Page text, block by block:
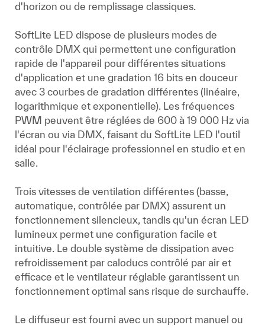
d'horizon ou de remplissage classiques.
SoftLite LED dispose de plusieurs modes de
contrôle DMX qui permettent une configuration
rapide de l'appareil pour différentes situations
d'application et une gradation 16 bits en douceur
avec 3 courbes de gradation différentes (linéaire,
logarithmique et exponentielle). Les fréquences
PWM peuvent être réglées de 600 à 19 000 Hz via
l'écran ou via DMX, faisant du SoftLite LED l'outil
idéal pour l'éclairage professionnel en studio et en
salle.
Trois vitesses de ventilation différentes (basse,
automatique, contrôlée par DMX) assurent un
fonctionnement silencieux, tandis qu'un écran LED
lumineux permet une configuration facile et
intuitive. Le double système de dissipation avec
refroidissement par caloducs contrôlé par air et
efficace et le ventilateur réglable garantissent un
fonctionnement optimal sans risque de surchauffe.
Le diffuseur est fourni avec un support manuel ou